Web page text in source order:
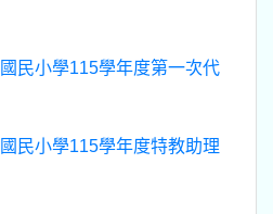
民小學115學年度第一次代
民小學115學年度特教助理